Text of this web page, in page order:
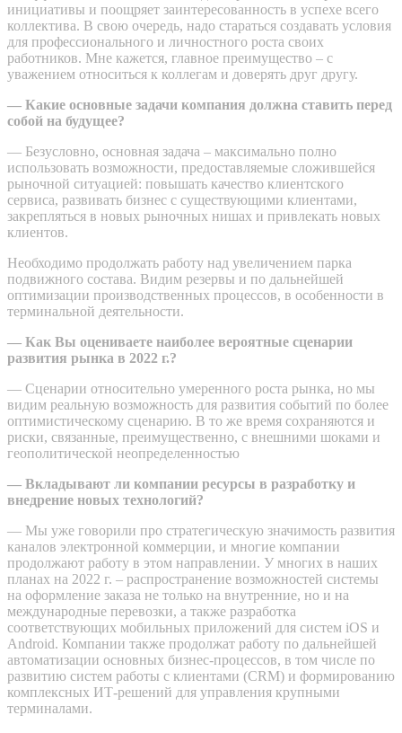
инициативы и поощряет заинтересованность в успехе всего
коллектива. В свою очередь, надо стараться создавать условия
для профессионального и личностного роста своих
работников. Мне кажется, главное преимущество – с
уважением относиться к коллегам и доверять друг другу.
— Какие основные задачи компания должна ставить перед
собой на будущее?
— Безусловно, основная задача – максимально полно
использовать возможности, предоставляемые сложившейся
рыночной ситуацией: повышать качество клиентского
сервиса, развивать бизнес с существующими клиентами,
закрепляться в новых рыночных нишах и привлекать новых
клиентов.
Необходимо продолжать работу над увеличением парка
подвижного состава. Видим резервы и по дальнейшей
оптимизации производственных процессов, в особенности в
терминальной деятельности.
— Как Вы оцениваете наиболее вероятные сценарии
развития рынка в 2022 г.?
— Сценарии относительно умеренного роста рынка, но мы
видим реальную возможность для развития событий по более
оптимистическому сценарию. В то же время сохраняются и
риски, связанные, преимущественно, с внешними шоками и
геополитической неопределенностью
— Вкладывают ли компании ресурсы в разработку и
внедрение новых технологий?
— Мы уже говорили про стратегическую значимость развития
каналов электронной коммерции, и многие компании
продолжают работу в этом направлении. У многих в наших
планах на 2022 г. – распространение возможностей системы
на оформление заказа не только на внутренние, но и на
международные перевозки, а также разработка
соответствующих мобильных приложений для систем iOS и
Android. Компании также продолжат работу по дальнейшей
автоматизации основных бизнес-процессов, в том числе по
развитию систем работы с клиентами (CRM) и формированию
комплексных ИТ-решений для управления крупными
терминалами.